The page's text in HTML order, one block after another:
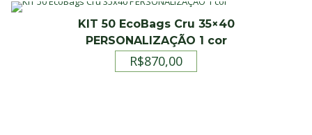
KIT 50 EcoBags Cru 35×40
PERSONALIZAÇÃO 1 cor
R$870,00